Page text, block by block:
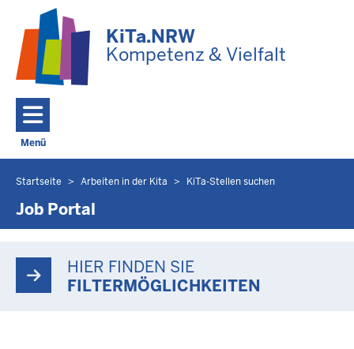
KiTa.NRW
Kompetenz & Vielfalt
Menü
Navigation aktivieren/deaktivieren: Hauptmenü
Sie
befinden
Startseite Arbeiten in der Kita KiTa-Stellen suchen
Job Portal
HIER FINDEN SIE
FILTERMÖGLICHKEITEN